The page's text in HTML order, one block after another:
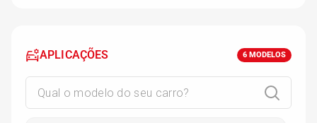
APLICAÇÕES 6 MODELOS